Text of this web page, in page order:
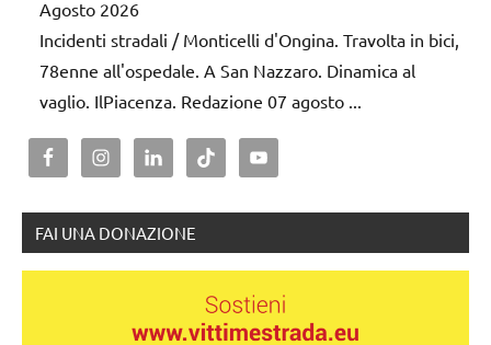
Agosto 2026
Incidenti stradali / Monticelli d'Ongina. Travolta in bici,
78enne all'ospedale. A San Nazzaro. Dinamica al
vaglio. IlPiacenza. Redazione 07 agosto ...
FAI UNA DONAZIONE